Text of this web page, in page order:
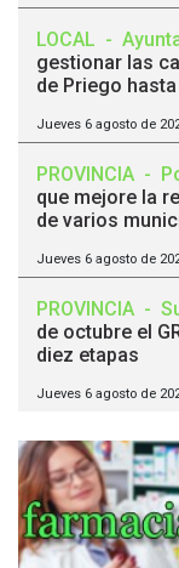
LOCAL -
gestionar las
de Priego
Jueves 6 agosto de
PROVINCIA -
que mejore la
de varios
Jueves 6 agosto de
PROVINCIA -
de octubre el
diez etapas
Jueves 6 agosto de